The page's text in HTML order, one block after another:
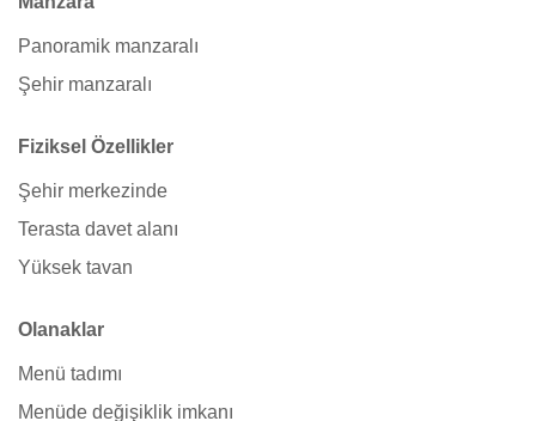
Panoramik manzaralı
Şehir manzaralı
Fiziksel Özellikler
Şehir merkezinde
Terasta davet alanı
Yüksek tavan
Olanaklar
Menü tadımı
Menüde değişiklik imkanı